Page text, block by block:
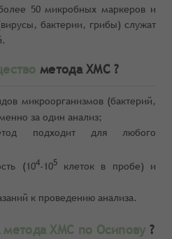
50 микробных маркеров и
бактерии, грибы) служат
метода ХМС ?
микроорганизмов (бактерий,
за один анализ;
подходит для любого
(104-105клеток в пробе) и
к проведению анализа.
метода ХМС по Осипову ?